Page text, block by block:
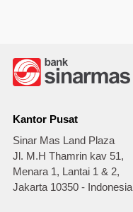
Kantor Pusat
Sinar Mas Land Plaza
Jl. M.H Thamrin kav 51,
Menara 1, Lantai 1 & 2,
Jakarta 10350 - Indonesia